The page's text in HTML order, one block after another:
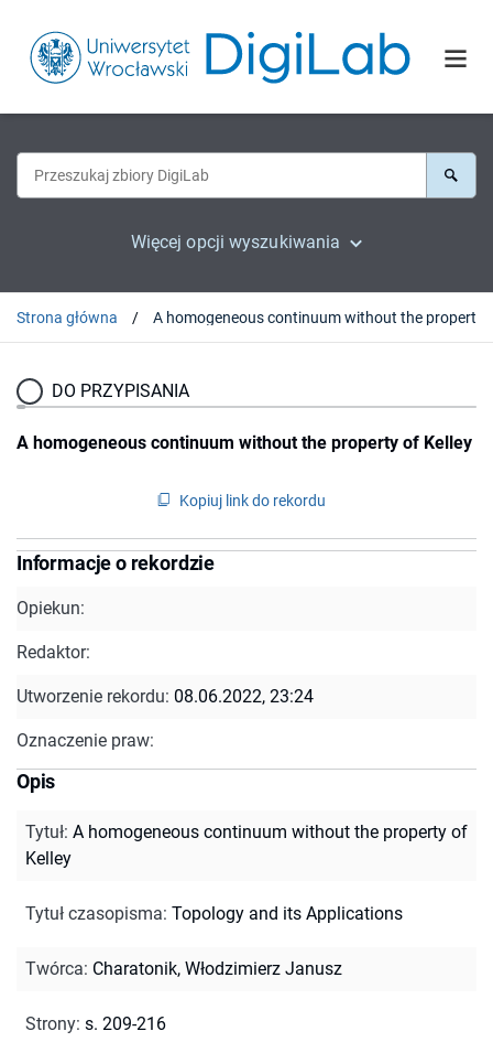
Więcej opcji wyszukiwania
Strona główna
DO PRZYPISANIA
A homogeneous continuum without the property of Kelley
Kopiuj link do rekordu
Informacje o rekordzie
Opiekun:
Redaktor:
Utworzenie rekordu: 08.06.2022, 23:24
Oznaczenie praw:
Opis
Tytuł: A homogeneous continuum without the property of
Kelley
Tytuł czasopisma: Topology and its Applications
Twórca: Charatonik, Włodzimierz Janusz
Strony: s. 209-216